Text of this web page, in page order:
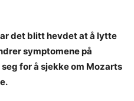
det blitt hevdet at å lytte
symptomene på
for å sjekke om Mozarts